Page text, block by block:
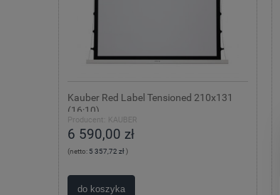
Kauber Red Label Tensioned 210x131
(16:10)
Producent: KAUBER
6 590,00 zł
(netto: 5 357,72 zł)
do koszyka